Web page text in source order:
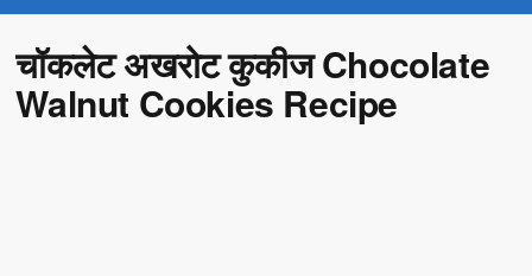
चॉकलेट अखरोट कुकीज Chocolate
Walnut Cookies Recipe